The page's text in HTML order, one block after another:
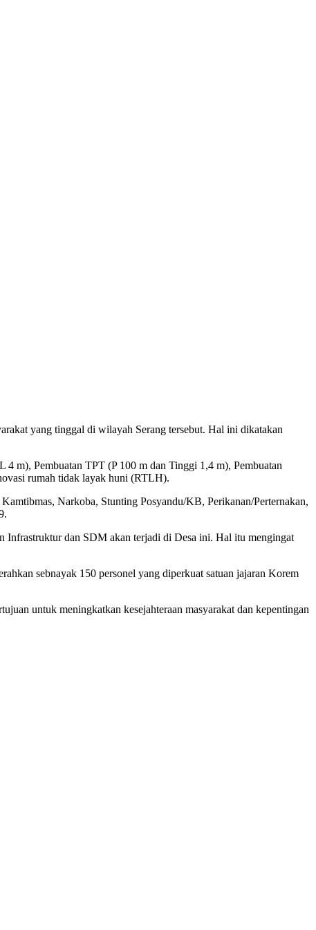
yang tinggal di wilayah Serang tersebut. Hal ini dikatakan
m), Pembuatan TPT (P 100 m dan Tinggi 1,4 m), Pembuatan
rumah tidak layak huni (RTLH).
Narkoba, Stunting Posyandu/KB, Perikanan/Perternakan,
Infrastruktur dan SDM akan terjadi di Desa ini. Hal itu mengingat
sebnayak 150 personel yang diperkuat satuan jajaran Korem
untuk meningkatkan kesejahteraan masyarakat dan kepentingan